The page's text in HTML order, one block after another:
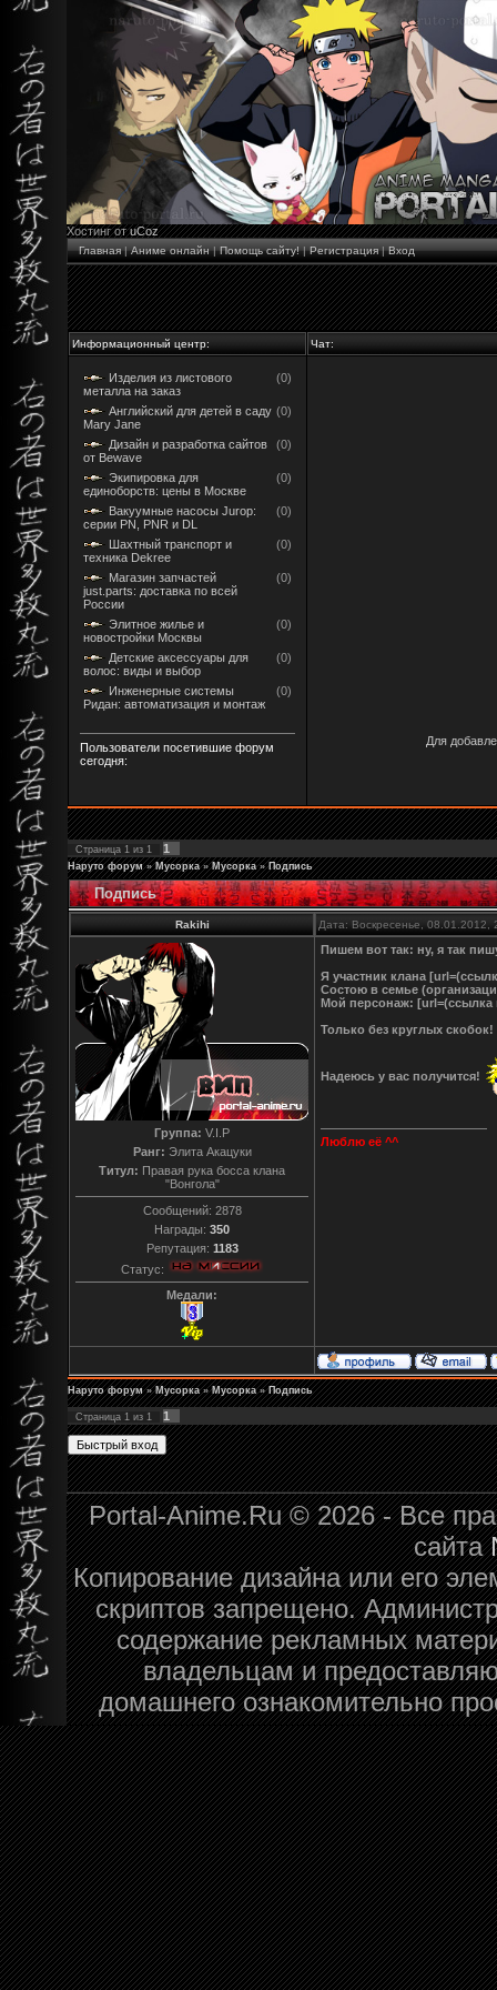
Хостинг отuCoz
Главная|Аниме онлайн|Помощь сайту!|Регистрация|Вход
Информационный центр: Чат:
Изделия из листового
металла на заказ
(0)
Английский для детей в саду
Mary Jane
(0)
Дизайн и разработка сайтов
от Bewave
(0)
Экипировка для
единоборств: цены в Москве
(0)
Вакуумные насосы Jurop:
серии PN, PNR и DL
(0)
Шахтный транспорт и
техника Dekree
(0)
Магазин запчастей
just.parts: доставка по всей
России
(0)
Элитное жилье и
новостройки Москвы
(0)
Детские аксессуары для
волос: виды и выбор
(0)
Инженерные системы
Ридан: автоматизация и монтаж
(0)
Пользователи посетившие форум
сегодня:
Для
Страница 1 из 1 1
Наруто форум » Мусорка » Мусорка » Подпись
Подпись
Rakihi Дата: Воскресенье,
Группа: V.I.P
Ранг: Элита Акацуки
Титул: Правая рука босса клана
"Вонгола"
Сообщений: 2878
Награды: 350
Репутация: 1183
Статус:
Медали:
Пишем вот так: ну, я так
Я участник клана
Состою в семье
Мой персонаж:
Только без круглых скобок!
Надеюсь у вас получится!
Люблю её ^^
Наруто форум » Мусорка » Мусорка » Подпись
Страница 1 из 1 1
Portal-Anime.Ru © 2026 - Все
сайта
Копирование дизайна или его
скриптов запрещено.
содержание рекламных
владельцам и
домашнего ознакомительно